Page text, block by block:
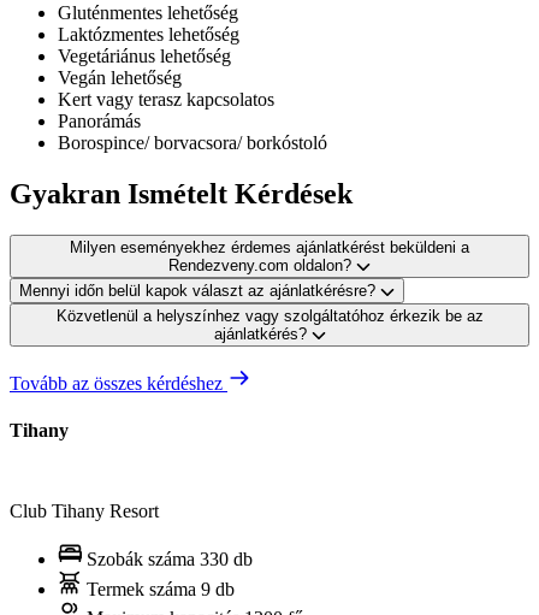
Gluténmentes lehetőség
Laktózmentes lehetőség
Vegetáriánus lehetőség
Vegán lehetőség
Kert vagy terasz kapcsolatos
Panorámás
Borospince/ borvacsora/ borkóstoló
Gyakran Ismételt Kérdések
Milyen eseményekhez érdemes ajánlatkérést beküldeni a
Rendezveny.com oldalon?
Mennyi időn belül kapok választ az ajánlatkérésre?
Közvetlenül a helyszínhez vagy szolgáltatóhoz érkezik be az
ajánlatkérés?
Tovább az összes kérdéshez
Tihany
Club Tihany Resort
Szobák száma 330 db
Termek száma 9 db